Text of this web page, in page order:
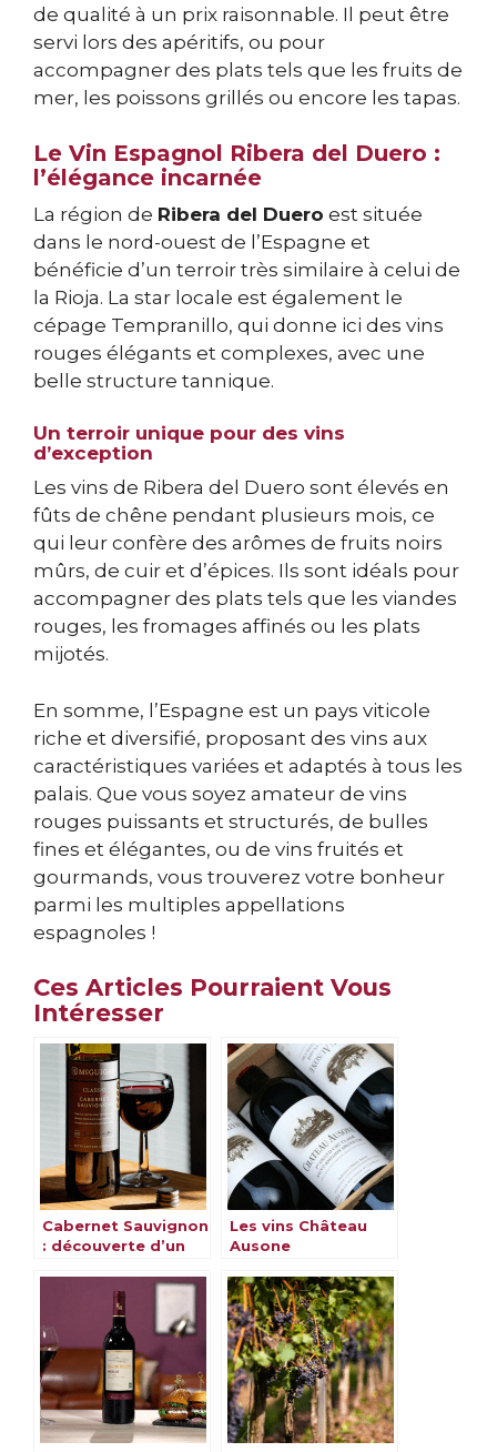
de qualité à un prix raisonnable. Il peut être
servi lors des apéritifs, ou pour
accompagner des plats tels que les fruits de
mer, les poissons grillés ou encore les tapas.
Le Vin Espagnol Ribera del Duero :
l’élégance incarnée
La région de Ribera del Duero est située
dans le nord-ouest de l’Espagne et
bénéficie d’un terroir très similaire à celui de
la Rioja. La star locale est également le
cépage Tempranillo, qui donne ici des vins
rouges élégants et complexes, avec une
belle structure tannique.
Un terroir unique pour des vins
d’exception
Les vins de Ribera del Duero sont élevés en
fûts de chêne pendant plusieurs mois, ce
qui leur confère des arômes de fruits noirs
mûrs, de cuir et d’épices. Ils sont idéals pour
accompagner des plats tels que les viandes
rouges, les fromages affinés ou les plats
mijotés.
En somme, l’Espagne est un pays viticole
riche et diversifié, proposant des vins aux
caractéristiques variées et adaptés à tous les
palais. Que vous soyez amateur de vins
rouges puissants et structurés, de bulles
fines et élégantes, ou de vins fruités et
gourmands, vous trouverez votre bonheur
parmi les multiples appellations
espagnoles !
Ces Articles Pourraient Vous
Intéresser
Cabernet Sauvignon
: découverte d’un
emblématique
Les vins Château
Ausone